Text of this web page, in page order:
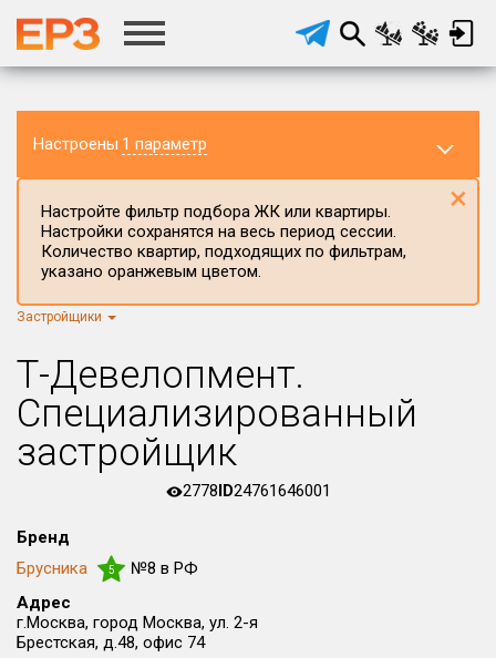
Настроены 1 параметр
Регион ЖК
Район в регионе
Все
Населённый пункт
Все
Район в городе
Все
Настройте фильтр подбора ЖК или квартиры.
Настройки сохранятся на весь период сессии.
Количество квартир, подходящих по фильтрам,
указано оранжевым цветом.
×
Застройщики
Т-Девелопмент.
Специализированный
застройщик
2778ID24761646001
Бренд
Брусника
5
№8 в РФ
Адрес
г.Москва, город Москва, ул. 2-я
Брестская, д.48, офис 74